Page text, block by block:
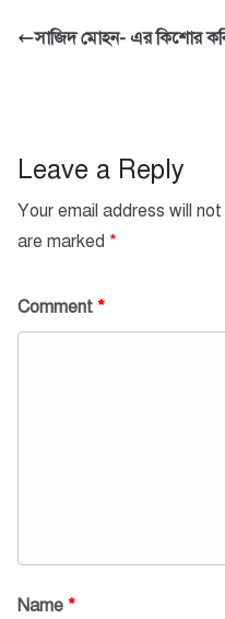
সাজিদ মোহন- এর কিশোর
Leave a Reply
Your email address will
are marked *
Comment *
Name *